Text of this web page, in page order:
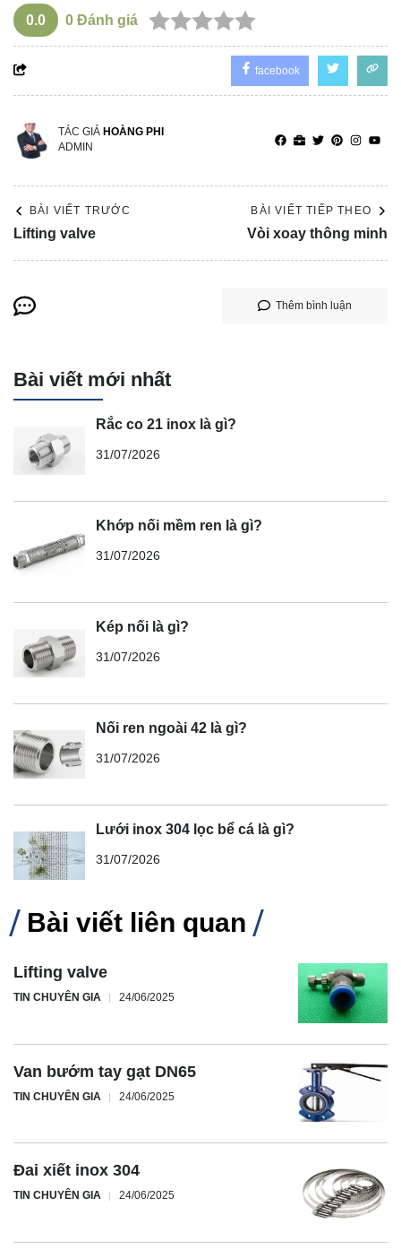
0.0 0 Đánh giá
facebook
TÁC GIẢ HOÀNG PHI
ADMIN
BÀI VIẾT TRƯỚC
Lifting valve
BÀI VIẾT TIẾP THEO
Vòi xoay thông minh
Thêm bình luận
Bài viết mới nhất
Rắc co 21 inox là gì?
31/07/2026
Khớp nối mềm ren là gì?
31/07/2026
Kép nối là gì?
31/07/2026
Nối ren ngoài 42 là gì?
31/07/2026
Lưới inox 304 lọc bể cá là gì?
31/07/2026
Bài viết liên quan
Lifting valve
TIN CHUYÊN GIA 24/06/2025
Van bướm tay gạt DN65
TIN CHUYÊN GIA 24/06/2025
Đai xiết inox 304
TIN CHUYÊN GIA 24/06/2025